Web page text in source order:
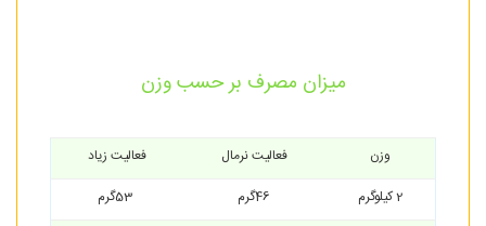
میزان مصرف بر حسب وزن
وزن فعالیت نرمال
فعالیت زیاد
2 کیلوگرم
46گرم